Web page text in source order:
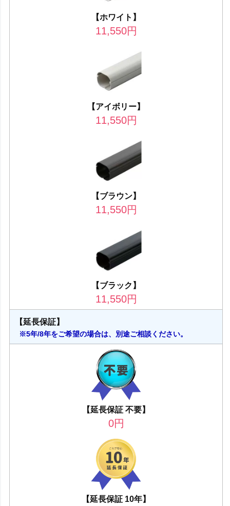
【ホワイト】
11,550円
【アイボリー】
11,550円
【ブラウン】
11,550円
【ブラック】
11,550円
【延長保証】
※5年/8年をご希望の場合は、別途ご相談ください。
【延長保証 不要】
0円
【延長保証 10年】